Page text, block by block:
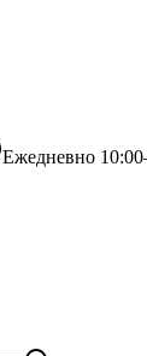
Ежедневно